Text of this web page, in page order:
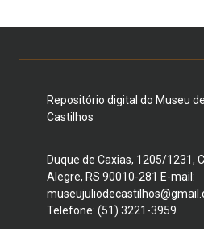
Repositório digital do Museu
Castilhos
Duque de Caxias, 1205/1231,
Alegre, RS 90010-281 E-mail:
Telefone: (51) 3221-3959